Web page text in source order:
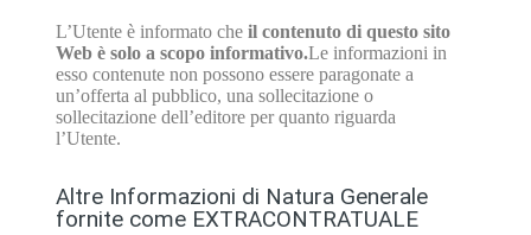
L’Utente è informato che il contenuto di questo sito
Web è solo a scopo informativo.Le informazioni in
esso contenute non possono essere paragonate a
un’offerta al pubblico, una sollecitazione o
sollecitazione dell’editore per quanto riguarda
l’Utente.
Altre Informazioni di Natura Generale
fornite come EXTRACONTRATUALE